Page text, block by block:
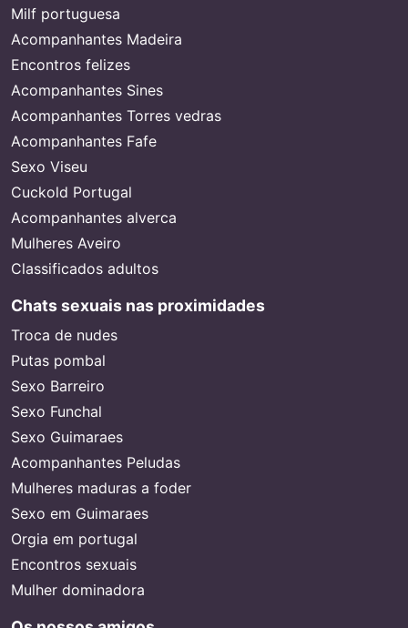
Milf portuguesa
Acompanhantes Madeira
Encontros felizes
Acompanhantes Sines
Acompanhantes Torres vedras
Acompanhantes Fafe
Sexo Viseu
Cuckold Portugal
Acompanhantes alverca
Mulheres Aveiro
Classificados adultos
Chats sexuais nas proximidades
Troca de nudes
Putas pombal
Sexo Barreiro
Sexo Funchal
Sexo Guimaraes
Acompanhantes Peludas
Mulheres maduras a foder
Sexo em Guimaraes
Orgia em portugal
Encontros sexuais
Mulher dominadora